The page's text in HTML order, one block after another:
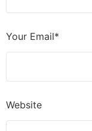
Your Email*
Website